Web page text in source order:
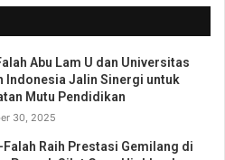
Abu Lam U dan Universitas
Indonesia Jalin Sinergi untuk
Mutu Pendidikan
30, 2025
Raih Prestasi Gemilang di